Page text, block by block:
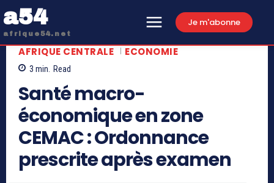
a54
afrique54.net
Je m'abonne
AFRIQUE CENTRALE ECONOMIE
3 min. Read
Santé macro-
économique en zone
CEMAC : Ordonnance
prescrite après examen